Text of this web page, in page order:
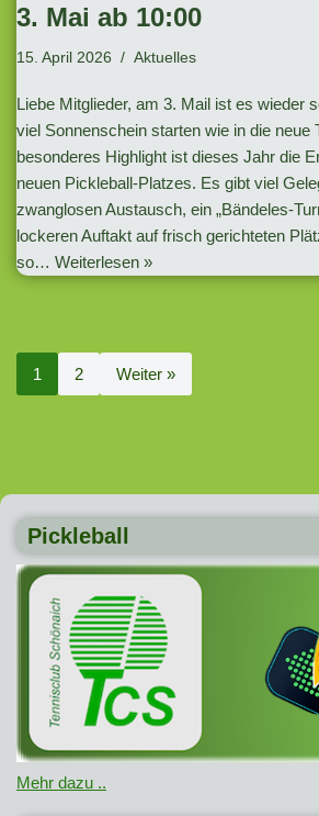
3. Mai ab 10:00
15. April 2026 Aktuelles
Liebe Mitglieder, am 3. Mail ist es wieder
viel Sonnenschein starten wie in die neue
besonderes Highlight ist dieses Jahr die
neuen Pickleball-Platzes. Es gibt viel
zwanglosen Austausch, ein „Bändeles-
lockeren Auftakt auf frisch gerichteten
so… Weiterlesen »
1 2 Weiter »
Pickleball
Mehr dazu ..